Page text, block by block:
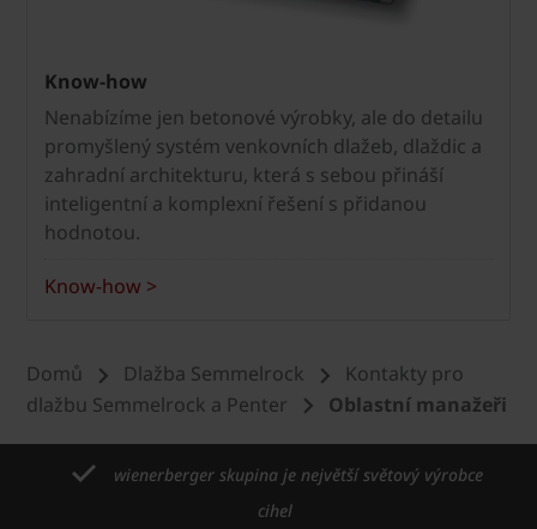
Know-how
Nenabízíme jen betonové výrobky, ale do detailu
promyšlený systém venkovních dlažeb, dlaždic a
zahradní architekturu, která s sebou přináší
inteligentní a komplexní řešení s přidanou
hodnotou.
Know-how >
Domů Dlažba Semmelrock
Kontakty pro
dlažbu Semmelrock a Penter
Oblastní manažeři
wienerberger skupina je největší světový výrobce
cihel